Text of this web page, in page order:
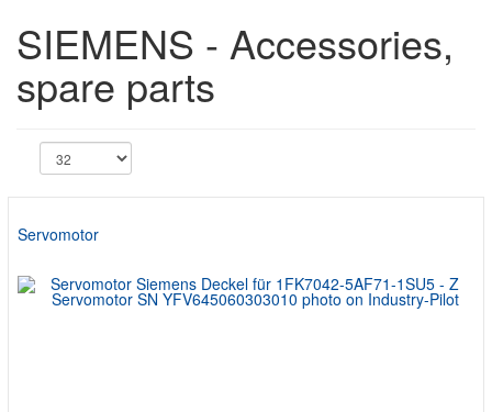
SIEMENS - Accessories,
spare parts
Servomotor